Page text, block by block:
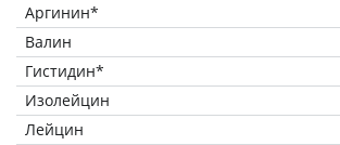
Аргинин*
Валин
Гистидин*
Изолейцин
Лейцин